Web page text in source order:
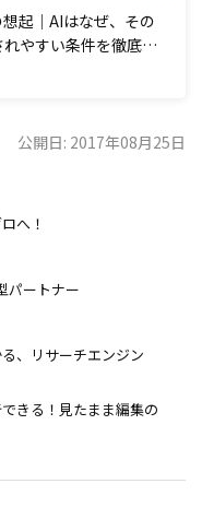
起｜AIはなぜ、その
やすい条件を徹底解
公開日: 2017年08月25日
へ！
パートナー
、リサーチエンジン
きる！見たまま編集の